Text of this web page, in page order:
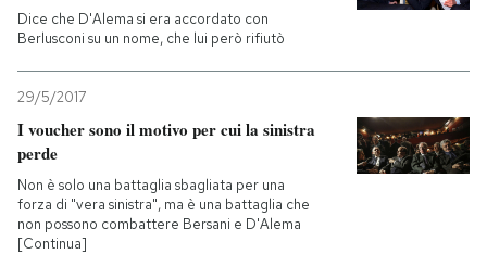
Dice che D'Alema si era accordato con
Berlusconi su un nome, che lui però rifiutò
29/5/2017
I voucher sono il motivo per cui la sinistra
perde
Non è solo una battaglia sbagliata per una
forza di "vera sinistra", ma è una battaglia che
non possono combattere Bersani e D'Alema
[Continua]